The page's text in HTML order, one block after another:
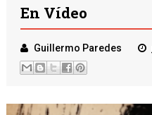
En Vídeo
Guillermo Paredes